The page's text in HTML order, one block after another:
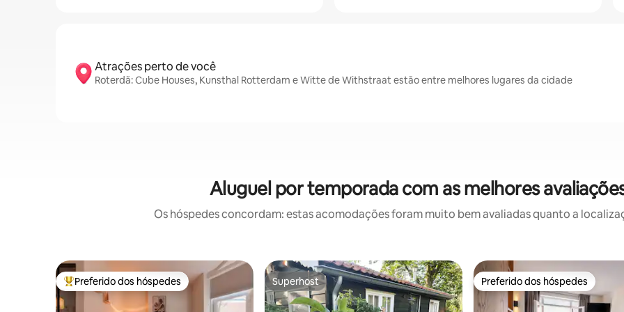
Atrações perto de você
Roterdã: Cube Houses, Kunsthal Rotterdam e Witte de Withstraat estão entre melhores lugares da cidade
Aluguel por temporada com as melhores
Os hóspedes concordam: estas acomodações foram muito bem avaliadas quanto a
Entre os melhores preferidos dos hóspedes
Preferido dos hóspedes Superhost
Superhost Preferido dos hóspedes
Preferido dos hóspedes